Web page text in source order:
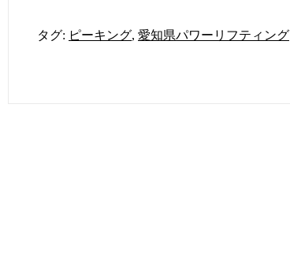
タグ: ピーキング, 愛知県パワーリフティング